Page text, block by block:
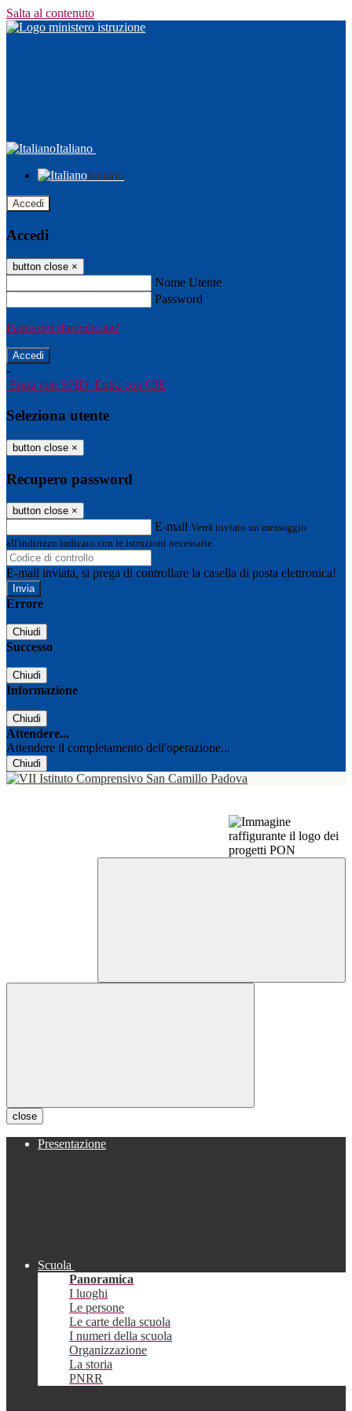
Salta al contenuto
Italiano
Italiano
Accedi
Accedi
button close ×
Nome Utente
Password
Password dimenticata?
-
Entra con SPID Entra con CIE
Seleziona utente
button close ×
Recupero password
button close ×
E-mail Verrà inviato un messaggio
all'indirizzo indicato con le istruzioni necessarie.
E-mail inviata, si prega di controllare la casella di posta elettronica!
Errore
Chiudi
Successo
Chiudi
Informazione
Chiudi
Attendere...
Attendere il completamento dell'operazione...
Chiudi
close
Presentazione
Scuola
Panoramica
I luoghi
Le persone
Le carte della scuola
I numeri della scuola
Organizzazione
La storia
PNRR